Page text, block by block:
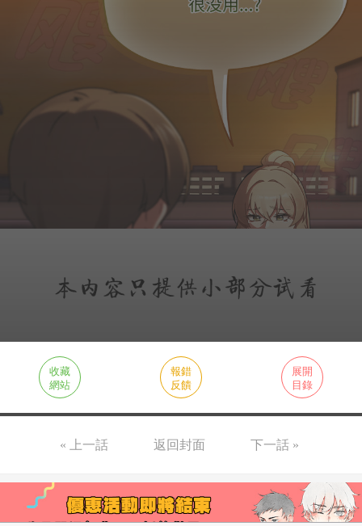
收藏
網站
報錯
反饋
展開
目錄
« 上一話 返回封面 下一話 »